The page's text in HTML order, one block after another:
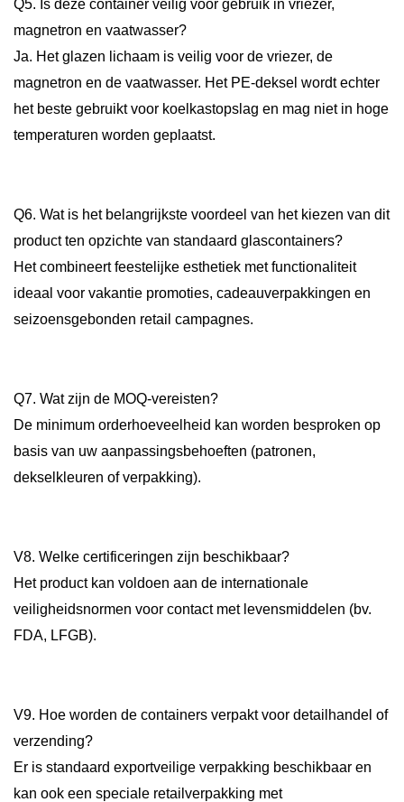
Q5. Is deze container veilig voor gebruik in vriezer,
magnetron en vaatwasser?
Ja. Het glazen lichaam is veilig voor de vriezer, de
magnetron en de vaatwasser. Het PE-deksel wordt echter
het beste gebruikt voor koelkastopslag en mag niet in hoge
temperaturen worden geplaatst.
Q6. Wat is het belangrijkste voordeel van het kiezen van dit
product ten opzichte van standaard glascontainers?
Het combineert feestelijke esthetiek met functionaliteit
ideaal voor vakantie promoties, cadeauverpakkingen en
seizoensgebonden retail campagnes.
Q7. Wat zijn de MOQ-vereisten?
De minimum orderhoeveelheid kan worden besproken op
basis van uw aanpassingsbehoeften (patronen,
dekselkleuren of verpakking).
V8. Welke certificeringen zijn beschikbaar?
Het product kan voldoen aan de internationale
veiligheidsnormen voor contact met levensmiddelen (bv.
FDA, LFGB).
V9. Hoe worden de containers verpakt voor detailhandel of
verzending?
Er is standaard exportveilige verpakking beschikbaar en
kan ook een speciale retailverpakking met